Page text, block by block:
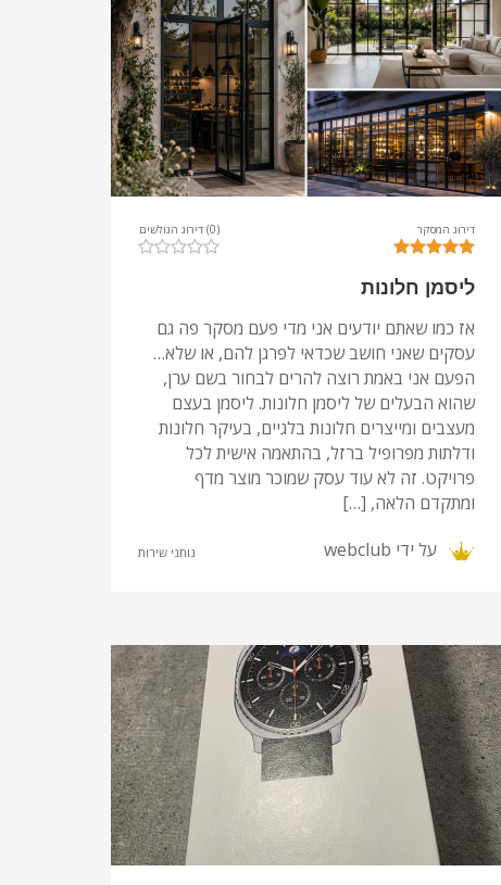
דירוג המסקר (0) דירוג הגולשים
ליסמן חלונות
אז כמו שאתם יודעים אני מדי פעם מסקר פה גם
עסקים שאני חושב שכדאי לפרגן להם, או שלא…
הפעם אני באמת רוצה להרים לבחור בשם ערן,
שהוא הבעלים של ליסמן חלונות. ליסמן בעצם
מעצבים ומייצרים חלונות בלגיים, בעיקר חלונות
ודלתות מפרופיל ברזל, בהתאמה אישית לכל
פרויקט. זה לא עוד עסק שמוכר מוצר מדף
ומתקדם הלאה, […]
על ידי webclub נותני שירות